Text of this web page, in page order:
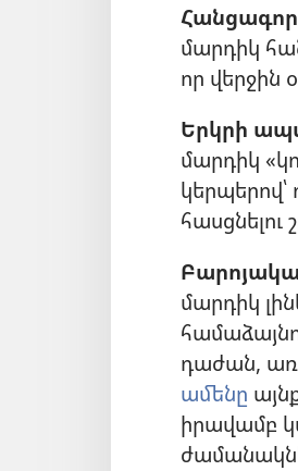
մարդիկ
որ վերջին
Երկրի
մարդիկ
հասցնելու
մարդիկ
դաժան,
ամենը
իրավամբ